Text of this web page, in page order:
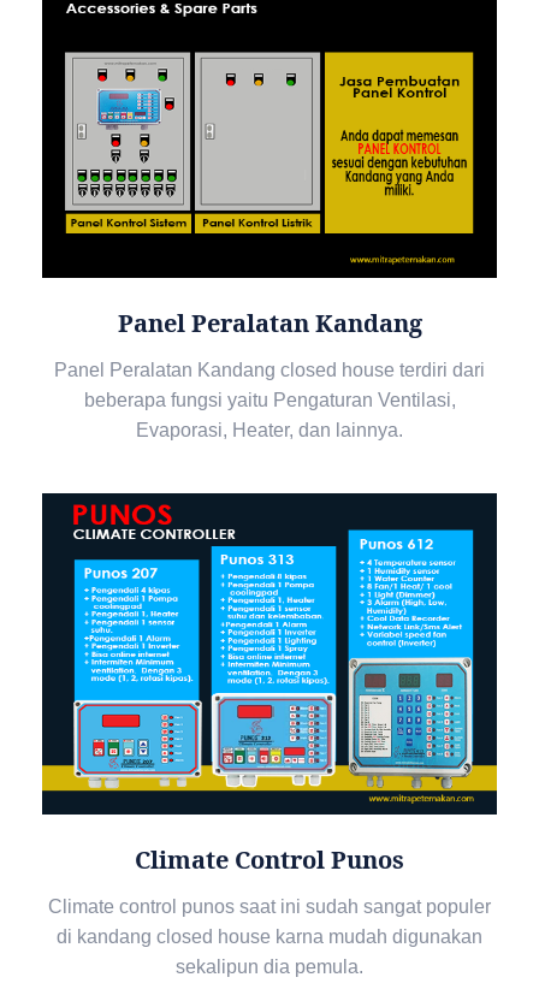
Panel Peralatan Kandang
Panel Peralatan Kandang closed house terdiri dari
beberapa fungsi yaitu Pengaturan Ventilasi,
Evaporasi, Heater, dan lainnya.
Climate Control Punos
Climate control punos saat ini sudah sangat populer
di kandang closed house karna mudah digunakan
sekalipun dia pemula.